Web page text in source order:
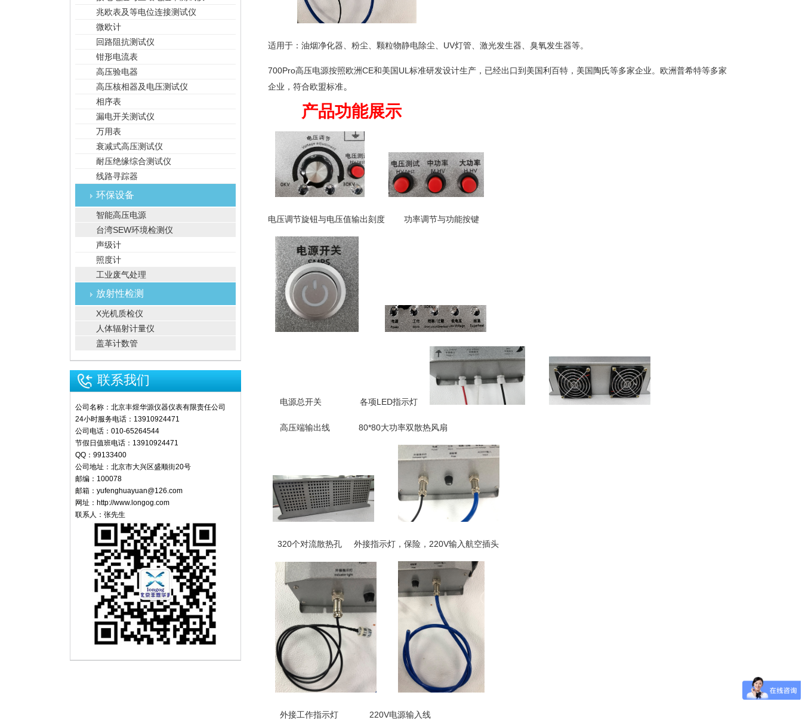
兆欧表及等电位连接测试仪
微欧计
回路阻抗测试仪
钳形电流表
高压验电器
高压核相器及电压测试仪
相序表
漏电开关测试仪
万用表
衰减式高压测试仪
耐压绝缘综合测试仪
线路寻踪器
环保设备
智能高压电源
台湾SEW环境检测仪
声级计
照度计
工业废气处理
放射性检测
X光机质检仪
人体辐射计量仪
盖革计数管
联系我们
公司名称：北京丰煜华源仪器仪表有限责任公司
24小时服务电话：13910924471
公司电话：010-65264544
节假日值班电话：13910924471
QQ：99133400
公司地址：北京市大兴区盛顺街20号
邮编：100078
邮箱：yufenghuayuan@126.com
网址：http://www.longog.com
联系人：张先生
适用于：油烟净化器、粉尘、颗粒物静电除尘、UV灯管、激光发生器、臭氧发生器等。
700Pro高压电源按照欧洲CE和美国UL标准研发设计生产，已经出口到美国利百特，美国陶氏等多家企业。欧洲普希特等多家
企业，符合欧盟标准。
产品功能展示
电压调节旋钮与电压值输出刻度 功率调节与功能按键
电源总开关 各项LED指示灯
高压端输出线 80*80大功率双散热风扇
320个对流散热孔 外接指示灯，保险，220V输入航空插头
外接工作指示灯 220V电源输入线